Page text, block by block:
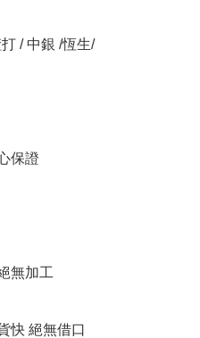
/ 中銀 /恆生/
保證
無加工
快 絕無借口